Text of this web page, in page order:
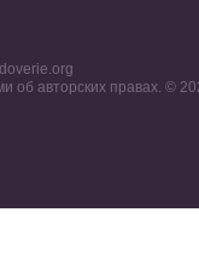
об авторских правах. ©